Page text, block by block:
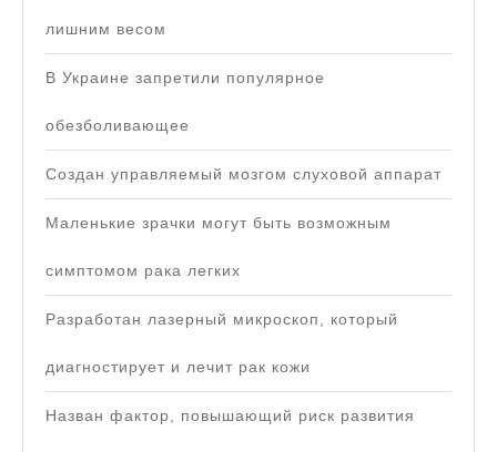
лишним весом
В Украине запретили популярное
обезболивающее
Создан управляемый мозгом слуховой аппарат
Маленькие зрачки могут быть возможным
симптомом рака легких
Разработан лазерный микроскоп, который
диагностирует и лечит рак кожи
Назван фактор, повышающий риск развития